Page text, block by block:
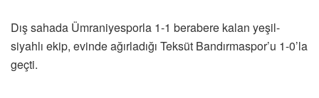
Dış sahada Ümraniyesporla 1-1 berabere kalan yeşil-
siyahlı ekip, evinde ağırladığı Teksüt Bandırmaspor’u 1-0’la
geçti.